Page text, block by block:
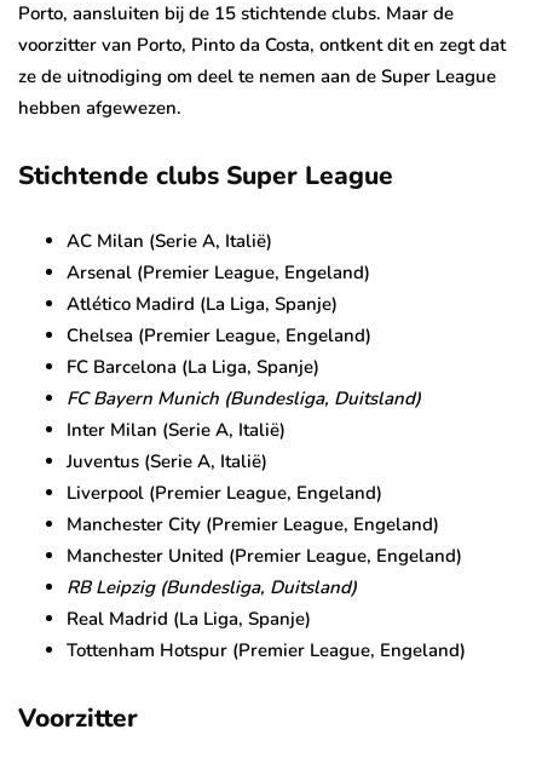
Porto, aansluiten bij de 15 stichtende clubs. Maar de
voorzitter van Porto, Pinto da Costa, ontkent dit en zegt dat
ze de uitnodiging om deel te nemen aan de Super League
hebben afgewezen.
Stichtende clubs Super League
AC Milan (Serie A, Italië)
Arsenal (Premier League, Engeland)
Atlético Madird (La Liga, Spanje)
Chelsea (Premier League, Engeland)
FC Barcelona (La Liga, Spanje)
FC Bayern Munich (Bundesliga, Duitsland)
Inter Milan (Serie A, Italië)
Juventus (Serie A, Italië)
Liverpool (Premier League, Engeland)
Manchester City (Premier League, Engeland)
Manchester United (Premier League, Engeland)
RB Leipzig (Bundesliga, Duitsland)
Real Madrid (La Liga, Spanje)
Tottenham Hotspur (Premier League, Engeland)
Voorzitter